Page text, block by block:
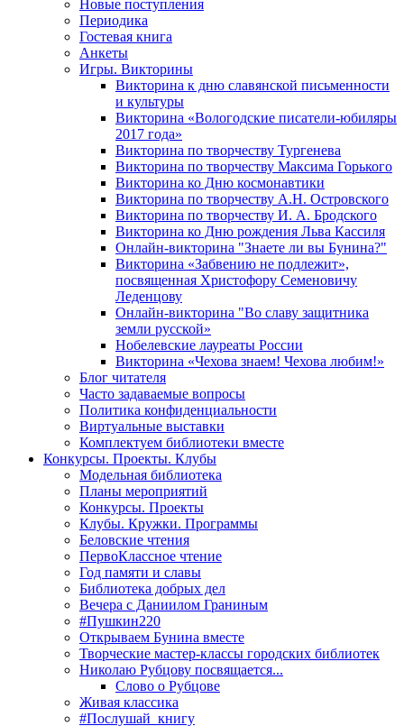
Новые поступления
Периодика
Гостевая книга
Анкеты
Игры. Викторины
Викторина к дню славянской письменности
и культуры
Викторина «Вологодские писатели-юбиляры
2017 года»
Викторина по творчеству Тургенева
Викторина по творчеству Максима Горького
Викторина ко Дню космонавтики
Викторина по творчеству А.Н. Островского
Викторина по творчеству И. А. Бродского
Викторина ко Дню рождения Льва Кассиля
Онлайн-викторина "Знаете ли вы Бунина?"
Викторина «Забвению не подлежит»,
посвященная Христофору Семеновичу
Леденцову
Онлайн-викторина "Во славу защитника
земли русской»
Нобелевские лауреаты России
Викторина «Чехова знаем! Чехова любим!»
Блог читателя
Часто задаваемые вопросы
Политика конфиденциальности
Виртуальные выставки
Комплектуем библиотеки вместе
Конкурсы. Проекты. Клубы
Модельная библиотека
Планы мероприятий
Конкурсы. Проекты
Клубы. Кружки. Программы
Беловские чтения
ПервоКлассное чтение
Год памяти и славы
Библиотека добрых дел
Вечера с Даниилом Граниным
#Пушкин220
Открываем Бунина вместе
Творческие мастер-классы городских библиотек
Николаю Рубцову посвящается...
Слово о Рубцове
Живая классика
#Послушай_книгу